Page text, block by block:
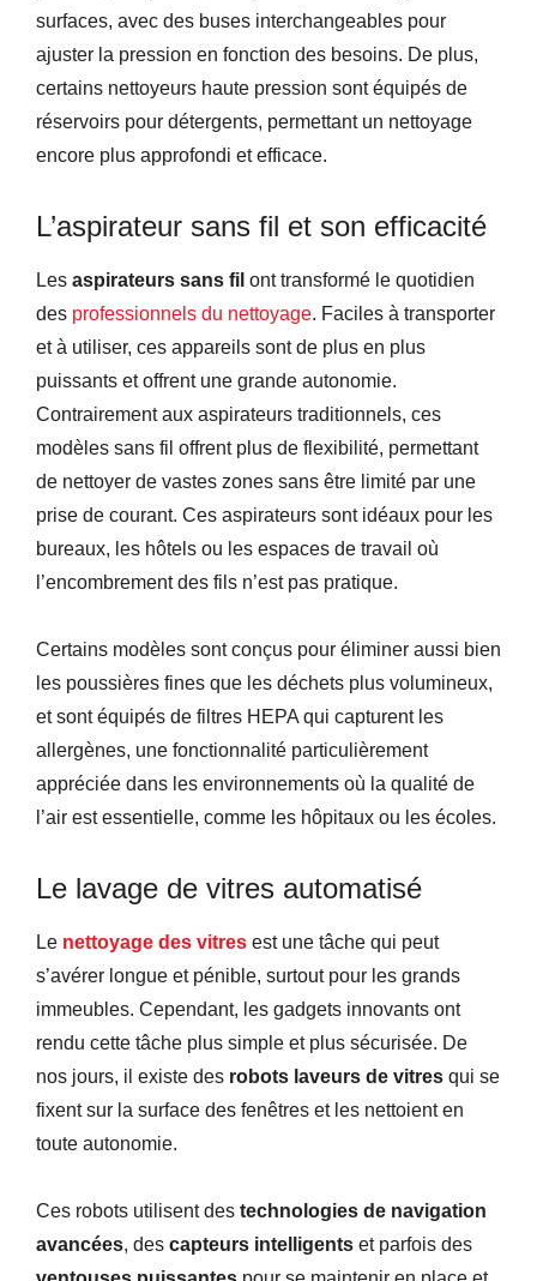
surfaces, avec des buses interchangeables pour
ajuster la pression en fonction des besoins. De plus,
certains nettoyeurs haute pression sont équipés de
réservoirs pour détergents, permettant un nettoyage
encore plus approfondi et efficace.
L’aspirateur sans fil et son efficacité
Les aspirateurs sans fil ont transformé le quotidien
des professionnels du nettoyage. Faciles à transporter
et à utiliser, ces appareils sont de plus en plus
puissants et offrent une grande autonomie.
Contrairement aux aspirateurs traditionnels, ces
modèles sans fil offrent plus de flexibilité, permettant
de nettoyer de vastes zones sans être limité par une
prise de courant. Ces aspirateurs sont idéaux pour les
bureaux, les hôtels ou les espaces de travail où
l’encombrement des fils n’est pas pratique.
Certains modèles sont conçus pour éliminer aussi bien
les poussières fines que les déchets plus volumineux,
et sont équipés de filtres HEPA qui capturent les
allergènes, une fonctionnalité particulièrement
appréciée dans les environnements où la qualité de
l’air est essentielle, comme les hôpitaux ou les écoles.
Le lavage de vitres automatisé
Le nettoyage des vitres est une tâche qui peut
s’avérer longue et pénible, surtout pour les grands
immeubles. Cependant, les gadgets innovants ont
rendu cette tâche plus simple et plus sécurisée. De
nos jours, il existe des robots laveurs de vitres qui se
fixent sur la surface des fenêtres et les nettoient en
toute autonomie.
Ces robots utilisent des technologies de navigation
avancées, des capteurs intelligents et parfois des